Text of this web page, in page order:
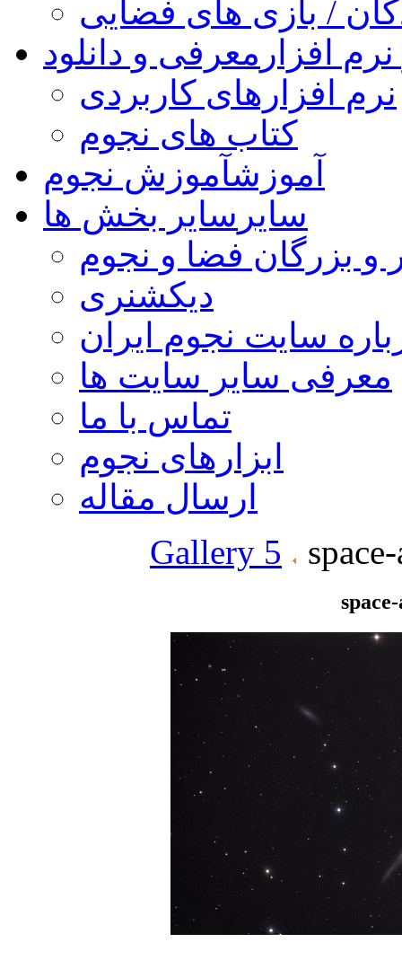
/ بازی های فضایی
افزار معرفی و دانلود
نرم افزارهای کاربردی
کتاب های نجوم
آموزشآموزش نجوم
سایر سایر بخش ها
و بزرگان فضا و نجوم
دیکشنری
سایت نجوم ایران
معرفی سایر سایت ها
تماس با ما
ابزارهای نجوم
ارسال مقاله
Gallery 5